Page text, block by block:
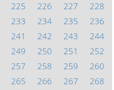
225 226 227
228
233 234 235
236
241 242 243
244
249 250 251
252
257 258 259
260
265 266 267
268